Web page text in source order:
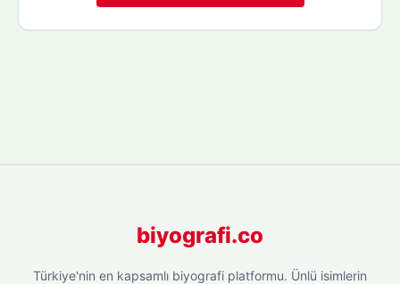
biyografi.co
Türkiye'nin en kapsamlı biyografi platformu. Ünlü isimlerin